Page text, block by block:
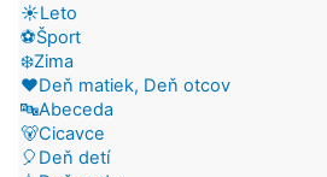
☀️Leto
⚽Šport
❄️Zima
❤️Deň matiek, Deň otcov
🔤Abeceda
🐻Cicavce
🎈Deň detí